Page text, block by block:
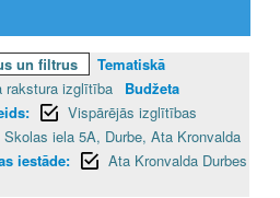
un filtrus
Tematiskā
rakstura izglītība
Budžeta
Vispārējās izglītības
Skolas iela 5A, Durbe, Ata Kronvalda
iestāde:
Ata Kronvalda Durbes